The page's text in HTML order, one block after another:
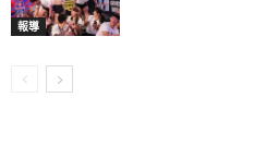
報導